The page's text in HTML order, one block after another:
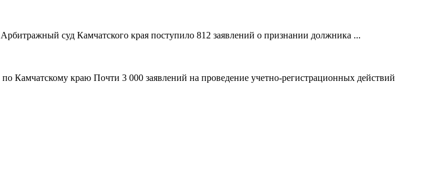
суд Камчатского края поступило 812 заявлений о признании должника ...
Камчатскому краю Почти 3 000 заявлений на проведение учетно-регистрационных действий